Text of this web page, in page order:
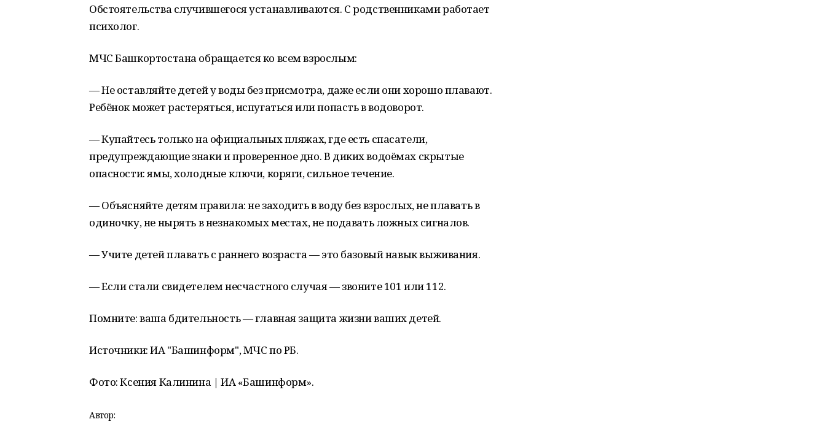
Обстоятельства случившегося устанавливаются. С родственниками работает
психолог.
МЧС Башкортостана обращается ко всем взрослым:
— Не оставляйте детей у воды без присмотра, даже если они хорошо плавают.
Ребёнок может растеряться, испугаться или попасть в водоворот.
— Купайтесь только на официальных пляжах, где есть спасатели,
предупреждающие знаки и проверенное дно. В диких водоёмах скрытые
опасности: ямы, холодные ключи, коряги, сильное течение.
— Объясняйте детям правила: не заходить в воду без взрослых, не плавать в
одиночку, не нырять в незнакомых местах, не подавать ложных сигналов.
— Учите детей плавать с раннего возраста — это базовый навык выживания.
— Если стали свидетелем несчастного случая — звоните 101 или 112.
Помните: ваша бдительность — главная защита жизни ваших детей.
Источники: ИА "Башинформ", МЧС по РБ.
Фото: Ксения Калинина | ИА «Башинформ».
Автор: